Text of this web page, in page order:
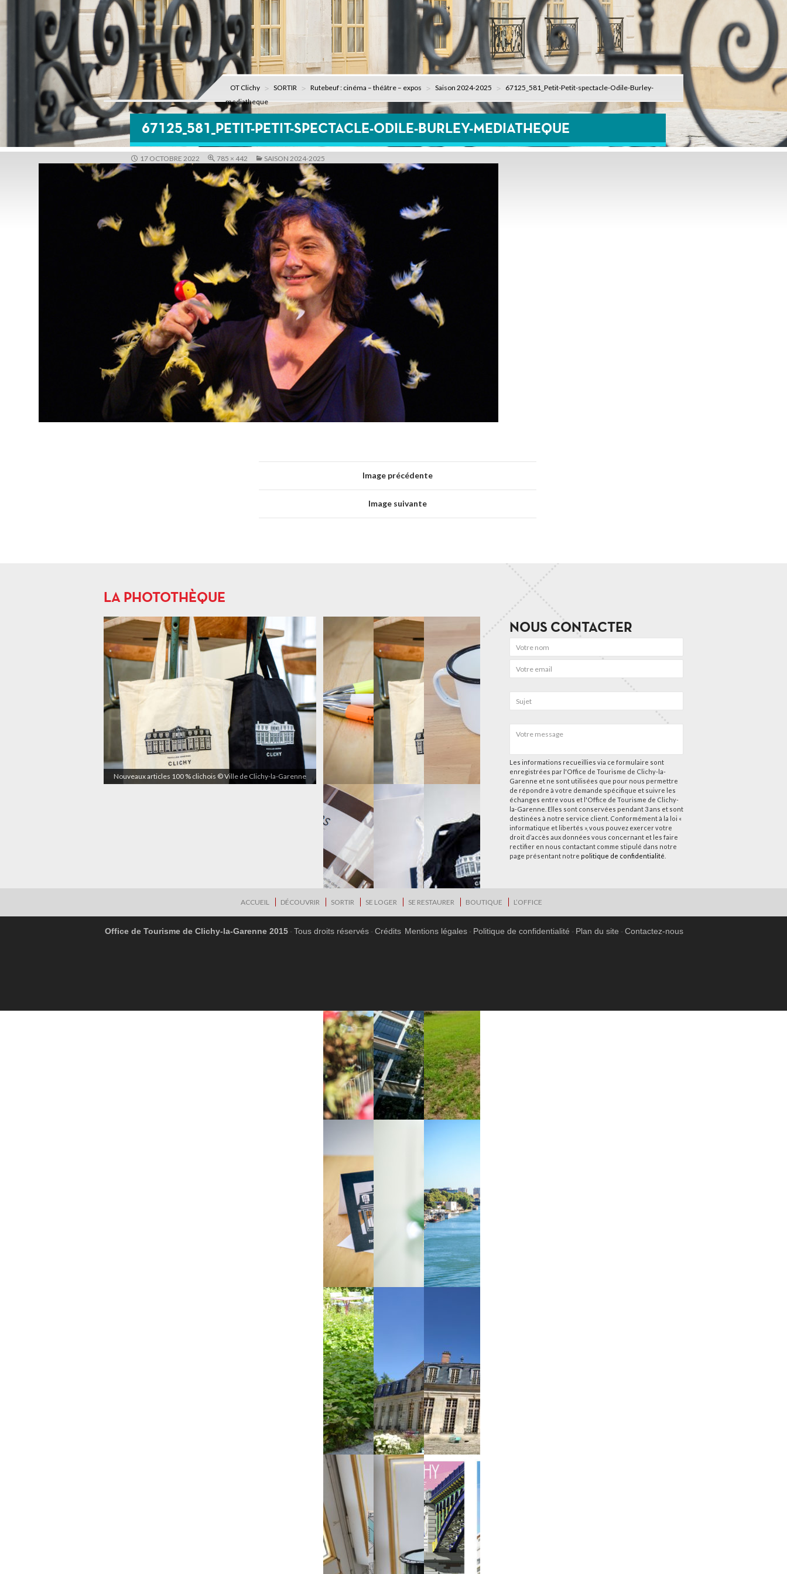
OT Clichy SORTIR Rutebeuf : cinéma – théâtre – expos Saison 2024-2025
67125_581_Petit-Petit-spectacle-Odile-Burley-
mediatheque
67125_581_PETIT-PETIT-SPECTACLE-ODILE-BURLEY-MEDIATHEQUE
17 OCTOBRE 2022 785 × 442 SAISON 2024-2025
Image précédente
Image suivante
LA PHOTOTHÈQUE
Nouveaux articles 100 % clichois © Ville de Clichy-la-Garenne
NOUS CONTACTER
Les informations recueillies via ce formulaire sont
enregistrées par l'Office de Tourisme de Clichy-la-
Garenne et ne sont utilisées que pour nous permettre
de répondre à votre demande spécifique et suivre les
échanges entre vous et l'Office de Tourisme de Clichy-
la-Garenne. Elles sont conservées pendant 3 ans et sont
destinées à notre service client. Conformément à la loi «
informatique et libertés », vous pouvez exercer votre
droit d’accès aux données vous concernant et les faire
rectifier en nous contactant comme stipulé dans notre
page présentant notre politique de confidentialité
ACCUEIL DÉCOUVRIR SORTIR SE LOGER SE RESTAURER BOUTIQUE L’OFFICE
Office de Tourisme de Clichy-la-Garenne 2015 Tous droits réservés Crédits Mentions légales Politique de confidentialité Plan du site Contactez-nous